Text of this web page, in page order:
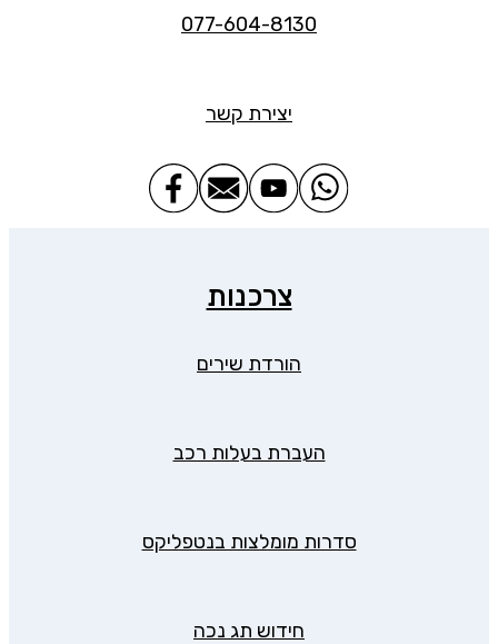
077-604-8130
יצירת קשר
צרכנות
הורדת שירים
העברת בעלות רכב
סדרות מומלצות בנטפליקס
חידוש תג נכה